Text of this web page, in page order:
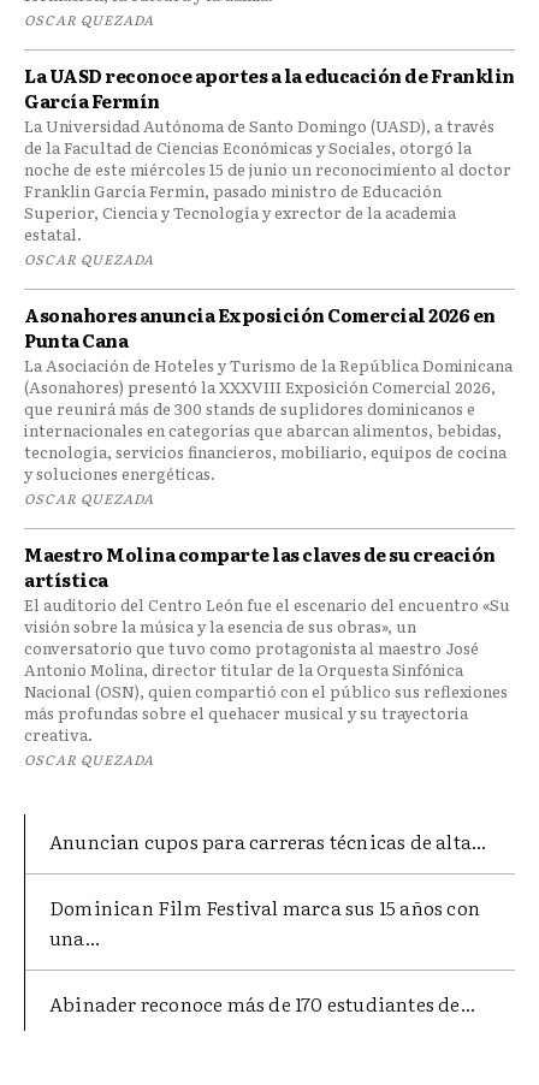
OSCAR QUEZADA
La UASD reconoce aportes a la educación de Franklin
García Fermín
La Universidad Autónoma de Santo Domingo (UASD), a través
de la Facultad de Ciencias Económicas y Sociales, otorgó la
noche de este miércoles 15 de junio un reconocimiento al doctor
Franklin García Fermín, pasado ministro de Educación
Superior, Ciencia y Tecnología y exrector de la academia
estatal.
OSCAR QUEZADA
Asonahores anuncia Exposición Comercial 2026 en
Punta Cana
La Asociación de Hoteles y Turismo de la República Dominicana
(Asonahores) presentó la XXXVIII Exposición Comercial 2026,
que reunirá más de 300 stands de suplidores dominicanos e
internacionales en categorías que abarcan alimentos, bebidas,
tecnología, servicios financieros, mobiliario, equipos de cocina
y soluciones energéticas.
OSCAR QUEZADA
Maestro Molina comparte las claves de su creación
artística
El auditorio del Centro León fue el escenario del encuentro «Su
visión sobre la música y la esencia de sus obras», un
conversatorio que tuvo como protagonista al maestro José
Antonio Molina, director titular de la Orquesta Sinfónica
Nacional (OSN), quien compartió con el público sus reflexiones
más profundas sobre el quehacer musical y su trayectoria
creativa.
OSCAR QUEZADA
Anuncian cupos para carreras técnicas de alta...
Dominican Film Festival marca sus 15 años con
una...
Abinader reconoce más de 170 estudiantes de...